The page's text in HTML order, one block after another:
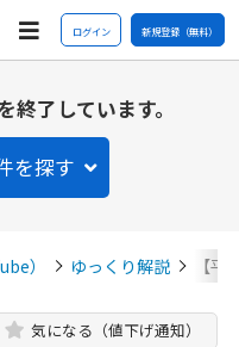
ログイン 新規登録（無料）
終了しています。
を探す
） ゆっくり解説 【
気になる（値下げ通知）